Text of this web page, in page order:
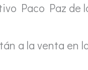
Paco Paz de
a la venta en